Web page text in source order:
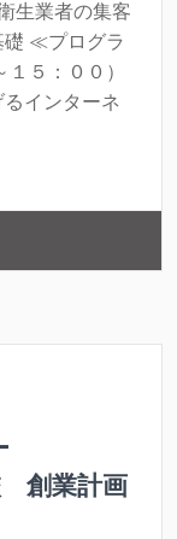
生業者の集客
礎 ≪プログラ
５：００）
インターネ
創業計画